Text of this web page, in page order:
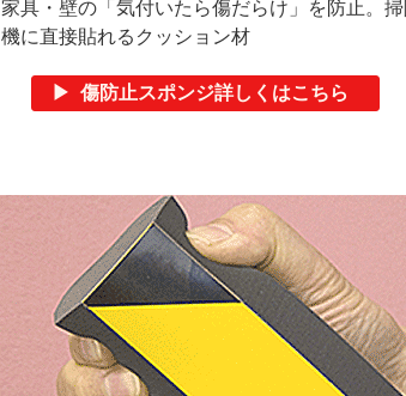
家具・壁の「気付いたら傷だらけ」を防止。掃
機に直接貼れるクッション材
▶ 傷防止スポンジ詳しくはこちら